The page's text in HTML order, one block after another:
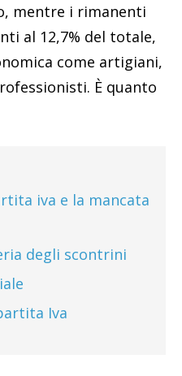
mentre i rimanenti
al 12,7% del totale,
come artigiani,
È quanto
iva e la mancata
degli scontrini
Iva